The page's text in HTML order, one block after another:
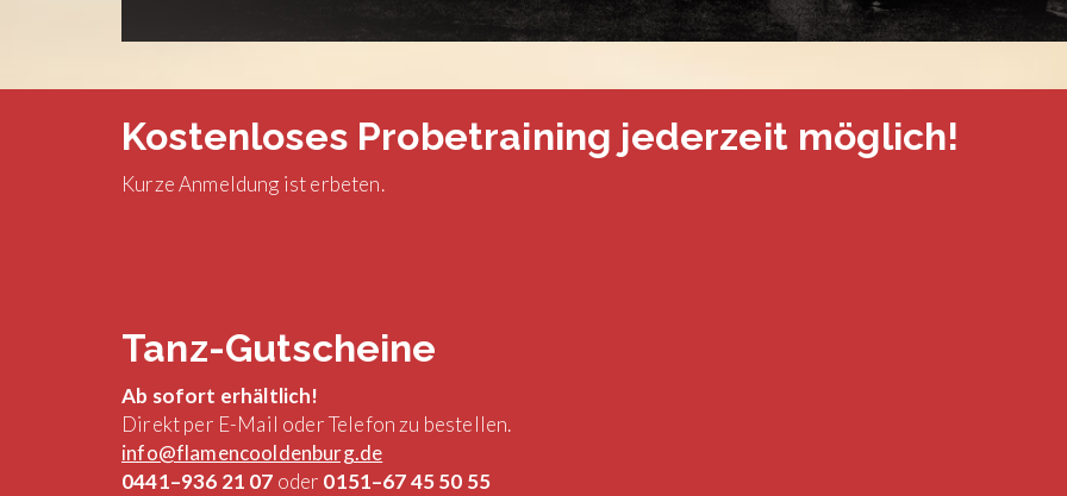
Kostenloses Probetraining jederzeit möglich!
Kurze Anmeldung ist erbeten.
Tanz-Gutscheine
Ab sofort erhältlich!
Direkt per E-Mail oder Telefon zu bestellen.
info@flamencooldenburg.de
0441–936 21 07 oder 0151–67 45 50 55